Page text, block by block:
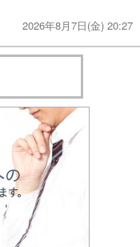
2026年8月7日(金) 20:27